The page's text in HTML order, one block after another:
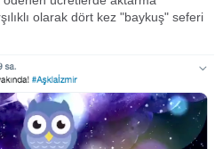
olarak dört kez "baykuş" seferi